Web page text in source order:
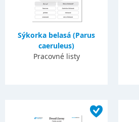
Sýkorka belasá (Parus
caeruleus)
Pracovné listy